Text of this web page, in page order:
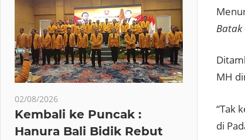
Batak
MH
“Tak
di
02/08/2026
Kembali ke Puncak :
Hanura Bali Bidik Rebut